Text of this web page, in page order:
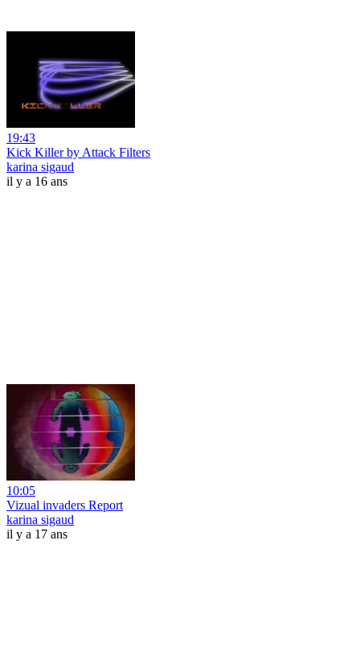
19:43
Kick Killer by Attack Filters
karina sigaud
il y a 16 ans
10:05
Vizual invaders Report
karina sigaud
il y a 17 ans